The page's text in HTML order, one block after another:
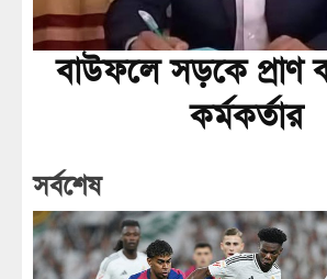
বাউফলে সড়কে প্রাণ
কর্মকর্তার
সর্বশেষ